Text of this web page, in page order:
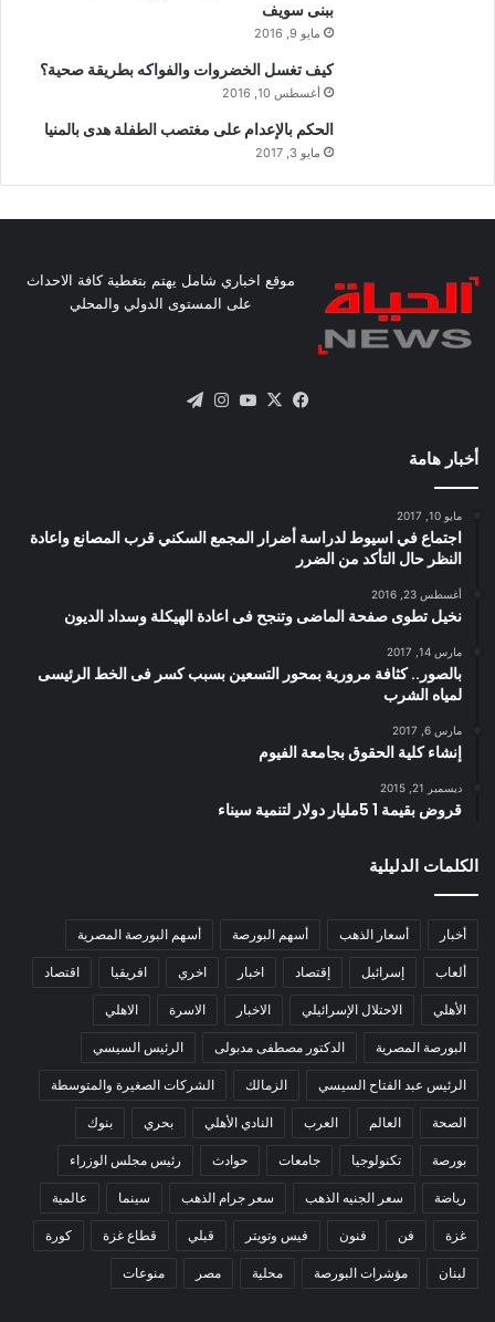
ببنى سويف
مايو 9, 2016
كيف تغسل الخضروات والفواكه بطريقة صحية؟
أغسطس 10, 2016
الحكم بالإعدام على مغتصب الطفلة هدى بالمنيا
مايو 3, 2017
موقع اخباري شامل يهتم بتغطية كافة الاحداث
على المستوى الدولي والمحلي
فيسبوك
X يوتيوبانستقرام
أخبار هامة
مايو 10, 2017
اجتماع في اسيوط لدراسة أضرار المجمع السكني قرب المصانع واعادة
النظر حال التأكد من الضرر
أغسطس 23, 2016
نخيل تطوى صفحة الماضى وتنجح فى اعادة الهيكلة وسداد الديون
مارس 14, 2017
بالصور.. كثافة مرورية بمحور التسعين بسبب كسر فى الخط الرئيسى
لمياه الشرب
مارس 6, 2017
إنشاء كلية الحقوق بجامعة الفيوم
ديسمبر 21, 2015
قروض بقيمة 1 5مليار دولار لتنمية سيناء
الكلمات الدليلية
أخبار أسعار الذهب أسهم البورصة أسهم البورصة المصرية
ألعاب إسرائيل إقتصاد اخبار اخري افريقيا اقتصاد
الأهلي الاحتلال الإسرائيلي الاخبار الاسرة الاهلي
البورصة المصرية الدكتور مصطفى مدبولى الرئيس السيسي
الرئيس عبد الفتاح السيسي الزمالك الشركات الصغيرة والمتوسطة
الصحة العالم العرب النادي الأهلي بحري بنوك
بورصة تكنولوجيا جامعات حوادث رئيس مجلس الوزراء
رياضة سعر الجنيه الذهب سعر جرام الذهب سينما عالمية
غزة فن فنون فيس وتويتر قبلي قطاع غزة كورة
لبنان مؤشرات البورصة محلية مصر منوعات